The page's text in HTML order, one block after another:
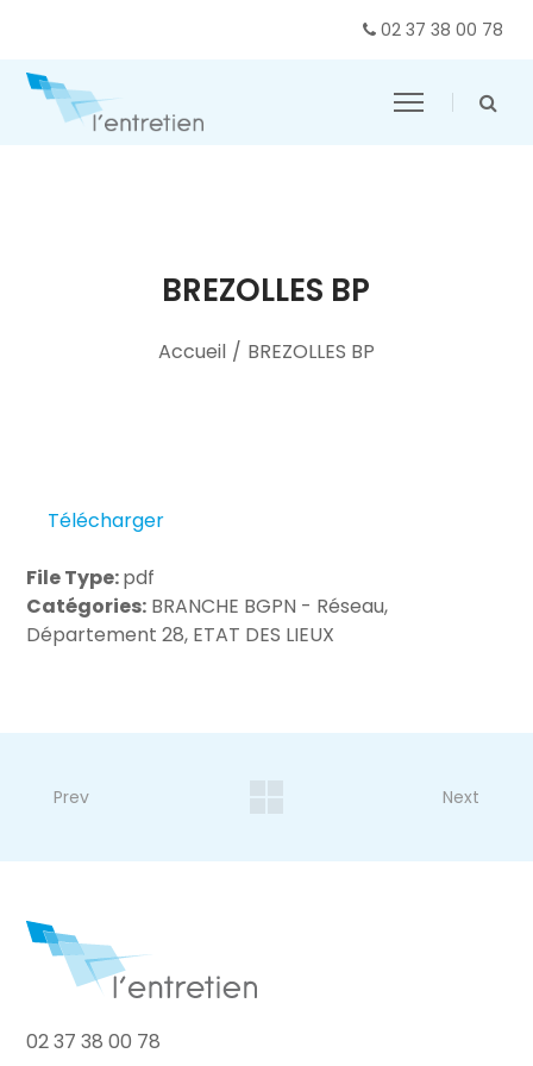
02 37 38 00 78
BREZOLLES BP
Accueil / BREZOLLES BP
Télécharger
File Type:pdf
Catégories: BRANCHE BGPN - Réseau,
Département 28, ETAT DES LIEUX
Prev Next
02 37 38 00 78